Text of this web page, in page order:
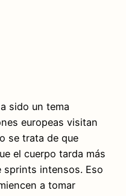
sido un tema
europeas visitan
se trata de que
el cuerpo tarda más
sprints intensos. Eso
a tomar